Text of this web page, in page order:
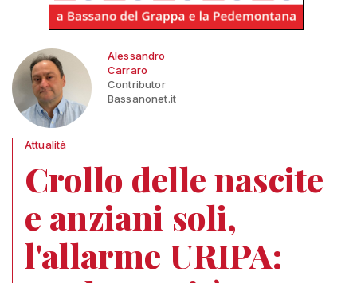
Alessandro
Carraro
Contributor
Bassanonet.it
Attualità
Crollo delle nascite
e anziani soli,
l'allarme URIPA: